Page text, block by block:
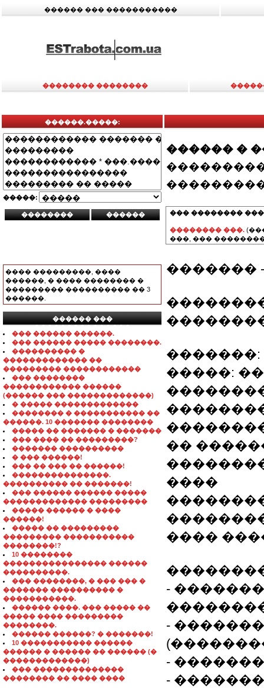
������ ��� �����������
�������� ��������
������.�����:
�����:
���� ���������, ����
������, � ���� �������� �
��������� ���������� �� 3
������.
������ ���
���������������
��� ������ ������.
��� ������ ����� ��������.
���������� �
������������� ��
��������� ������������
��� ��������
������������ ������
(������ ��� �������������)
� ����� �������������
�������� � ����������� ��
������. 10 ������� ��������
����� �� ������� � �������
��� ���� �� ���������?
������� ����������
� ��� ������!
��� �� ��� �� ������!
���������������.
���������� �� �������!
��� ������ ������ �����
������������� ���������
����� ������ � ����
������!
����� �� ���������
��������� �����������
��������!?
10 ��������
���������������� ������
����������.
��� ��������, � ��� ��� �
������� ���������� �
�����������.
������ ����. ��� ����� ��
����� ���� ���������
��������.
������ ������? � �������!
10 ����������� ������
������ � ������ �� ������ (�
�������������)
��� ��������������
�������� �� ���� ����
������ �
��� ��������
�������� ���.
���, ���
�������
�������:
�����:
�� �������
����
����
-
-
-
-